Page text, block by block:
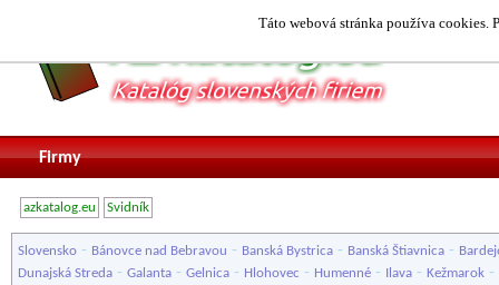
Táto webová stránka používa cookies.
Firmy
azkatalog.eu Svidník
Slovensko - Bánovce nad Bebravou - Banská Bystrica - Banská Štiavnica -
Dunajská Streda - Galanta - Gelnica - Hlohovec - Humenné - Ilava - Kežmarok -